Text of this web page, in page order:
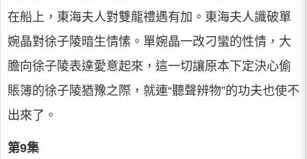
在船上，東海夫人對雙龍禮遇有加。東海夫人識破單
婉晶對徐子陵暗生情愫。單婉晶一改刁蠻的性情，大
膽向徐子陵表達愛意起來，這一切讓原本下定決心偷
賬簿的徐子陵猶豫之際，就連“聽聲辨物”的功夫也使不
出來了。
第9集